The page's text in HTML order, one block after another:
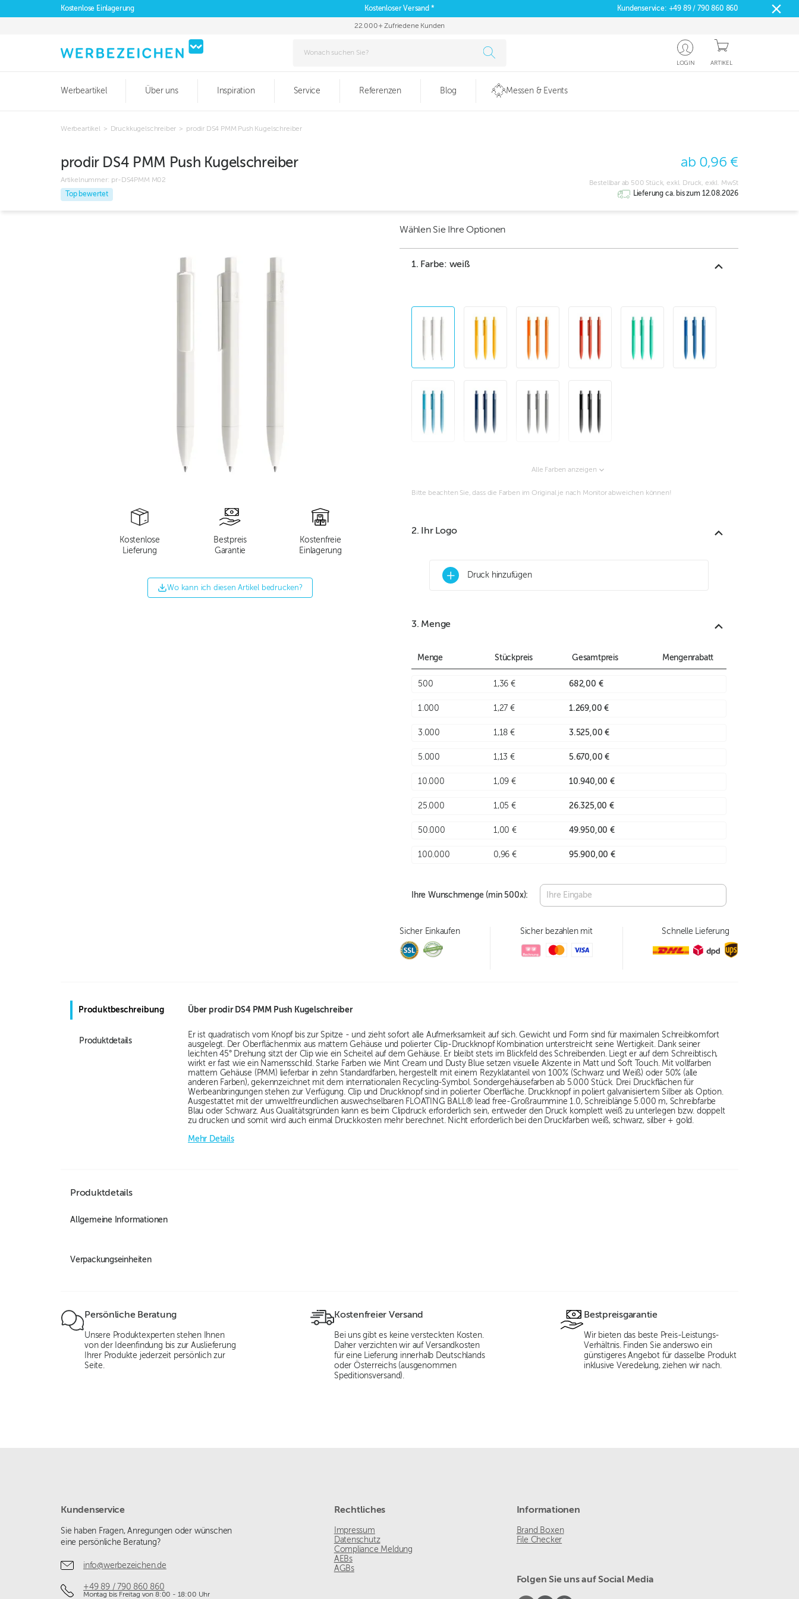
Kostenlose Einlagerung Kostenloser Versand * Kundenservice: +49 89 / 790 860 860
22.000+ Zufriedene Kunden
LOGIN ARTIKEL
Werbeartikel Über uns Inspiration Service Referenzen Blog Messen & Events
Werbeartikel > Druckkugelschreiber > prodir DS4 PMM Push Kugelschreiber
prodir DS4 PMM Push Kugelschreiber
Artikelnummer: pr-DS4PMM M02
Top bewertet
ab 0,96 €
Bestellbar ab 500 Stück, exkl. Druck, exkl. MwSt
Lieferung ca. bis zum 12.08.2026
Kostenlose
Lieferung
Bestpreis
Garantie
Kostenfreie
Einlagerung
Wo kann ich diesen Artikel bedrucken?
Wählen Sie Ihre Optionen
1. Farbe: weiß
Alle Farben anzeigen
Bitte beachten Sie, dass die Farben im Original je nach Monitor abweichen können!
2. Ihr Logo
+ Druck hinzufügen
3. Menge
Menge Stückpreis Gesamtpreis Mengenrabatt
500 1,36 € 682,00 €
1.000 1,27 € 1.269,00 €
3.000 1,18 € 3.525,00 €
5.000 1,13 € 5.670,00 €
10.000 1,09 € 10.940,00 €
25.000 1,05 € 26.325,00 €
50.000 1,00 € 49.950,00 €
100.000 0,96 € 95.900,00 €
Ihre Wunschmenge (min500x):
Sicher Einkaufen Sicher bezahlen mit Schnelle Lieferung
Produktbeschreibung
Produktdetails
Über prodir DS4 PMM Push Kugelschreiber
Er ist quadratisch vom Knopf bis zur Spitze - und zieht sofort alle Aufmerksamkeit auf sich. Gewicht und Form sind für maximalen Schreibkomfort
ausgelegt. Der Oberflächenmix aus mattem Gehäuse und polierter Clip-Druckknopf Kombination unterstreicht seine Wertigkeit. Dank seiner
leichten 45° Drehung sitzt der Clip wie ein Scheitel auf dem Gehäuse. Er bleibt stets im Blickfeld des Schreibenden. Liegt er auf dem Schreibtisch,
wirkt er fast wie ein Namensschild. Starke Farben wie Mint Cream und Dusty Blue setzen visuelle Akzente in Matt und Soft Touch. Mit vollfarben
mattem Gehäuse (PMM) lieferbar in zehn Standardfarben, hergestellt mit einem Rezyklatanteil von 100% (Schwarz und Weiß) oder 50% (alle
anderen Farben), gekennzeichnet mit dem internationalen Recycling-Symbol. Sondergehäusefarben ab 5.000 Stück. Drei Druckflächen für
Werbeanbringungen stehen zur Verfügung. Clip und Druckknopf sind in polierter Oberfläche. Druckknopf in poliert galvanisiertem Silber als Option.
Ausgestattet mit der umweltfreundlichen auswechselbaren FLOATING BALL® lead free-Großraummine 1.0, Schreiblänge 5.000 m, Schreibfarbe
Blau oder Schwarz. Aus Qualitätsgründen kann es beim Clipdruck erforderlich sein, entweder den Druck komplett weiß zu unterlegen bzw. doppelt
zu drucken und somit wird auch einmal Druckkosten mehr berechnet. Nicht erforderlich bei den Druckfarben weiß, schwarz, silber + gold.
Mehr Details
Produktdetails
Allgemeine Informationen
Verpackungseinheiten
Persönliche Beratung
Unsere Produktexperten stehen Ihnen
von der Ideenfindung bis zur Auslieferung
Ihrer Produkte jederzeit persönlich zur
Seite.
Kostenfreier Versand
Bei uns gibt es keine versteckten Kosten.
Daher verzichten wir auf Versandkosten
für eine Lieferung innerhalb Deutschlands
oder Österreichs (ausgenommen
Speditionsversand).
Bestpreisgarantie
Wir bieten das beste Preis-Leistungs-
Verhältnis. Finden Sie anderswo ein
günstigeres Angebot für dasselbe Produkt
inklusive Veredelung, ziehen wir nach.
Kundenservice
Sie haben Fragen, Anregungen oder wünschen
eine persönliche Beratung?
info@werbezeichen.de
+49 89 / 790 860 860
Montag bis Freitag von 8:00 - 18:00 Uhr
Rechtliches
Impressum
Datenschutz
Compliance Meldung
AEBs
AGBs
Informationen
Brand Boxen
File Checker
Folgen Sie uns auf Social Media